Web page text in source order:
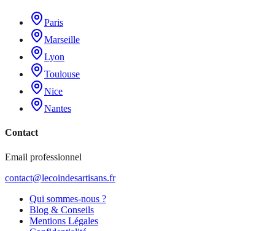
Paris
Marseille
Lyon
Toulouse
Nice
Nantes
Contact
Email professionnel
contact@lecoindesartisans.fr
Qui sommes-nous ?
Blog & Conseils
Mentions Légales